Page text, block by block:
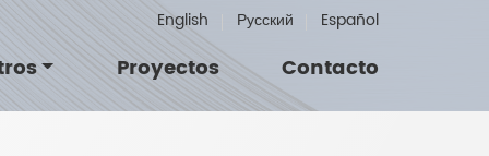
English Русский Español
Proyectos Contacto